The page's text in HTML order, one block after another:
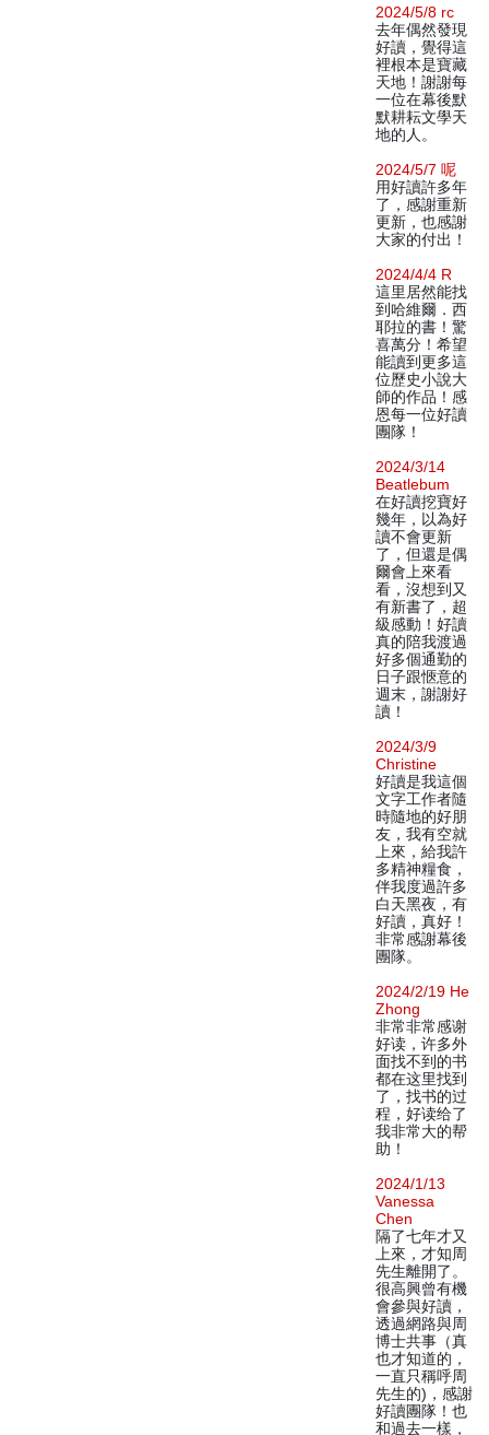
2024/5/8 rc
去年偶然發現
好讀，覺得這
裡根本是寶藏
天地！謝謝每
一位在幕後默
默耕耘文學天
地的人。
2024/5/7 呢
用好讀許多年
了，感謝重新
更新，也感謝
大家的付出！
2024/4/4 R
這里居然能找
到哈維爾．西
耶拉的書！驚
喜萬分！希望
能讀到更多這
位歷史小說大
師的作品！感
恩每一位好讀
團隊！
2024/3/14
Beatlebum
在好讀挖寶好
幾年，以為好
讀不會更新
了，但還是偶
爾會上來看
看，沒想到又
有新書了，超
級感動！好讀
真的陪我渡過
好多個通勤的
日子跟愜意的
週末，謝謝好
讀！
2024/3/9
Christine
好讀是我這個
文字工作者隨
時隨地的好朋
友，我有空就
上來，給我許
多精神糧食，
伴我度過許多
白天黑夜，有
好讀，真好！
非常感謝幕後
團隊。
2024/2/19 He
Zhong
非常非常感谢
好读，许多外
面找不到的书
都在这里找到
了，找书的过
程，好读给了
我非常大的帮
助！
2024/1/13
Vanessa
Chen
隔了七年才又
上來，才知周
先生離開了。
很高興曾有機
會參與好讀，
透過網路與周
博士共事（真
也才知道的，
一直只稱呼周
先生的)，感謝
好讀團隊！也
和過去一樣，